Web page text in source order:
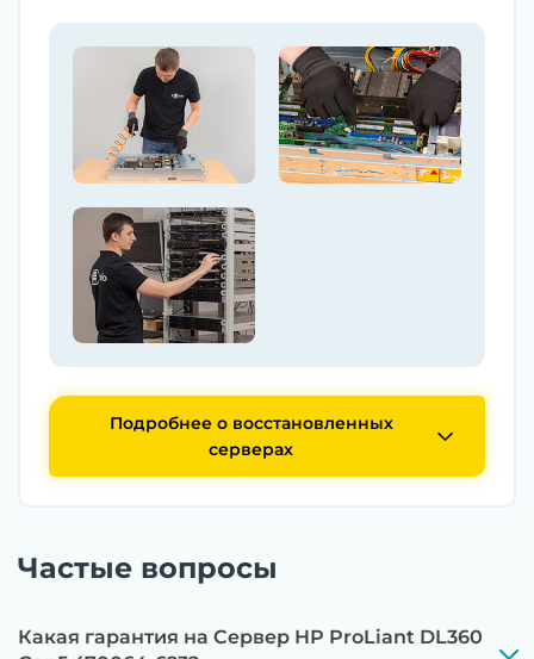
Подробнее о восстановленных
серверах
Частые вопросы
Какая гарантия на Сервер HP ProLiant DL360